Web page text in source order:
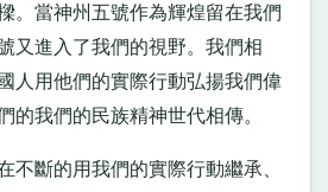
。當神州五號作為輝煌留在我們
又進入了我們的視野。我們相
人用他們的實際行動弘揚我們偉
的我們的民族精神世代相傳。
斷的用我們的實際行動繼承、